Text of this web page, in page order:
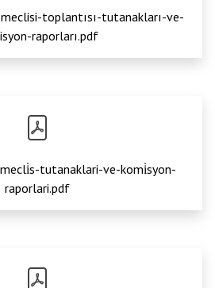
toplantısı-tutanakları-ve-
raporları.pdf
tutanaklari-ve-komi̇syon-
raporlari.pdf